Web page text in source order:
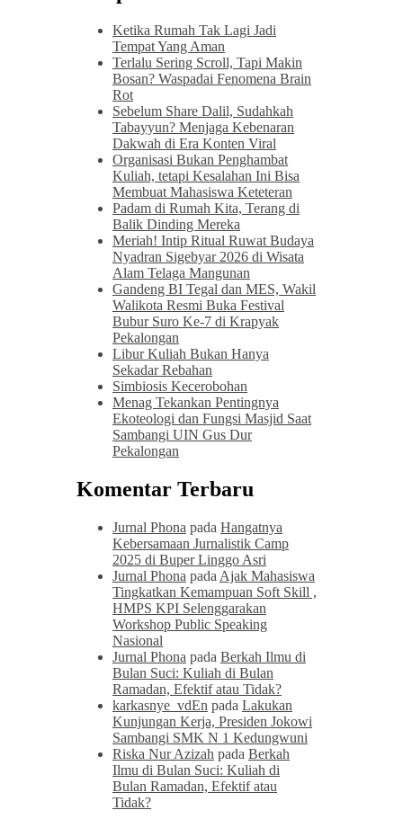
Ketika Rumah Tak Lagi Jadi
Tempat Yang Aman
Terlalu Sering Scroll, Tapi Makin
Bosan? Waspadai Fenomena Brain
Rot
Sebelum Share Dalil, Sudahkah
Tabayyun? Menjaga Kebenaran
Dakwah di Era Konten Viral
Organisasi Bukan Penghambat
Kuliah, tetapi Kesalahan Ini Bisa
Membuat Mahasiswa Keteteran
Padam di Rumah Kita, Terang di
Balik Dinding Mereka
Meriah! Intip Ritual Ruwat Budaya
Nyadran Sigebyar 2026 di Wisata
Alam Telaga Mangunan
Gandeng BI Tegal dan MES, Wakil
Walikota Resmi Buka Festival
Bubur Suro Ke-7 di Krapyak
Pekalongan
Libur Kuliah Bukan Hanya
Sekadar Rebahan
Simbiosis Kecerobohan
Menag Tekankan Pentingnya
Ekoteologi dan Fungsi Masjid Saat
Sambangi UIN Gus Dur
Pekalongan
Komentar Terbaru
Jurnal Phona pada Hangatnya
Kebersamaan Jurnalistik Camp
2025 di Buper Linggo Asri
Jurnal Phona pada Ajak Mahasiswa
Tingkatkan Kemampuan Soft Skill ,
HMPS KPI Selenggarakan
Workshop Public Speaking
Nasional
Jurnal Phona pada Berkah Ilmu di
Bulan Suci: Kuliah di Bulan
Ramadan, Efektif atau Tidak?
karkasnye_vdEn pada Lakukan
Kunjungan Kerja, Presiden Jokowi
Sambangi SMK N 1 Kedungwuni
Riska Nur Azizah pada Berkah
Ilmu di Bulan Suci: Kuliah di
Bulan Ramadan, Efektif atau
Tidak?